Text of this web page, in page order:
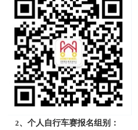
2、个人自行车赛报名组别：